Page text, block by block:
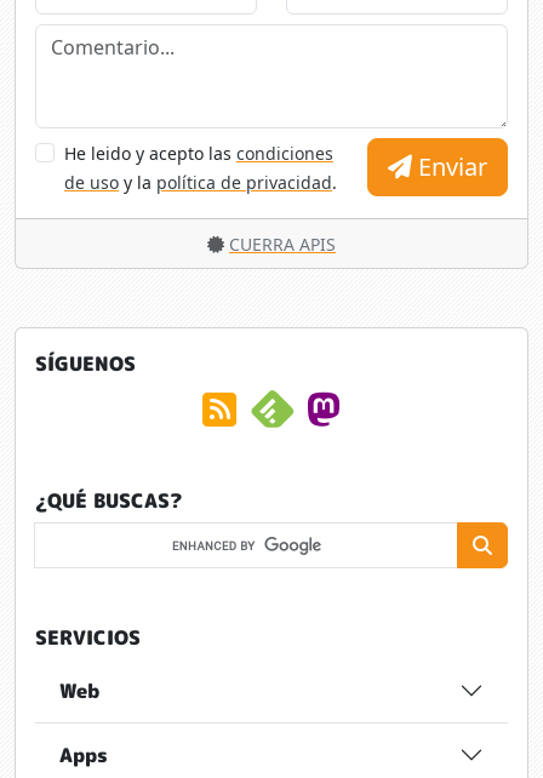
He leido y acepto las condiciones
de uso y la política de privacidad. Enviar
CUERRA APIS
SÍGUENOS
¿QUÉ BUSCAS?
SERVICIOS
Web
Apps